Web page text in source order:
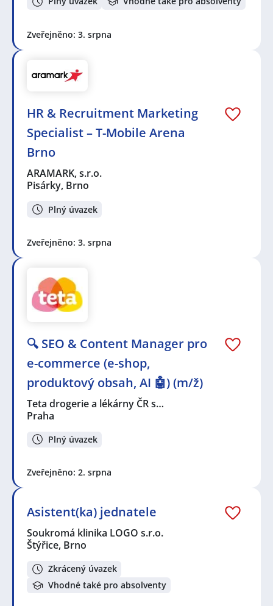
Zveřejněno: 3. srpna
HR & Recruitment Marketing
Specialist – T-Mobile Arena
Brno
ARAMARK, s.r.o.
Pisárky, Brno
Plný úvazek
Zveřejněno: 3. srpna
🔍 SEO & Content Manager pro
e-commerce (e-shop,
produktový obsah, AI 🤖) (m/ž)
Teta drogerie a lékárny ČR s…
Praha
Plný úvazek
Zveřejněno: 2. srpna
Asistent(ka) jednatele
Soukromá klinika LOGO s.r.o.
Štýřice, Brno
Zkrácený úvazek
Vhodné také pro absolventy